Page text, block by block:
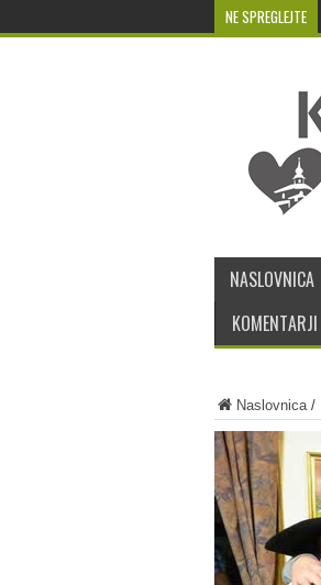
NE SPREGLEJTE
NASLOVNICA
KOMENTARJI
Naslovnica/